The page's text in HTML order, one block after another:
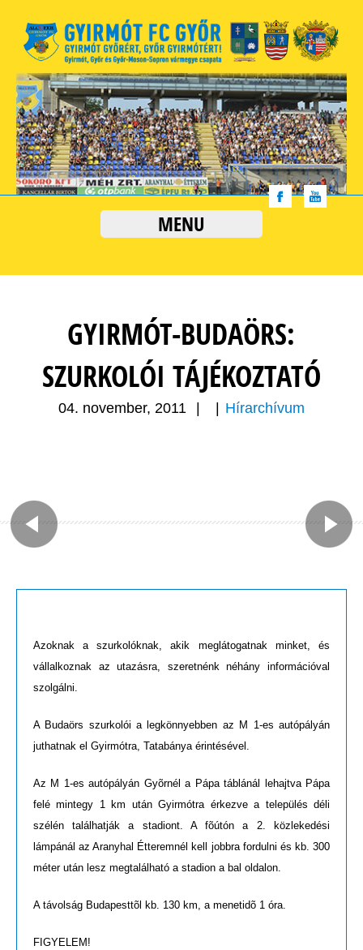
MENU
GYIRMÓT-BUDAÖRS:
SZURKOLÓI TÁJÉKOZTATÓ
04. november, 2011 Hírarchívum
Azoknak a szurkolóknak, akik meglátogatnak minket, és
vállalkoznak az utazásra, szeretnénk néhány információval
szolgálni.
A Budaörs szurkolói a legkönnyebben az M 1-es autópályán
juthatnak el Gyirmótra, Tatabánya érintésével.
Az M 1-es autópályán Gyõrnél a Pápa táblánál lehajtva Pápa
felé mintegy 1 km után Gyirmótra érkezve a település déli
szélén találhatják a stadiont. A fõútón a 2. közlekedési
lámpánál az Aranyhal Étteremnél kell jobbra fordulni és kb. 300
méter után lesz megtalálható a stadion a bal oldalon.
A távolság Budapesttõl kb. 130 km, a menetidõ 1 óra.
FIGYELEM!